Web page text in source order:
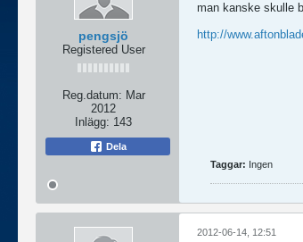
pengsjö
Registered User
Reg.datum: Mar
2012
Inlägg: 143
Dela
man kanske skulle
http://
Taggar: Ingen
2012-06-14, 12:51